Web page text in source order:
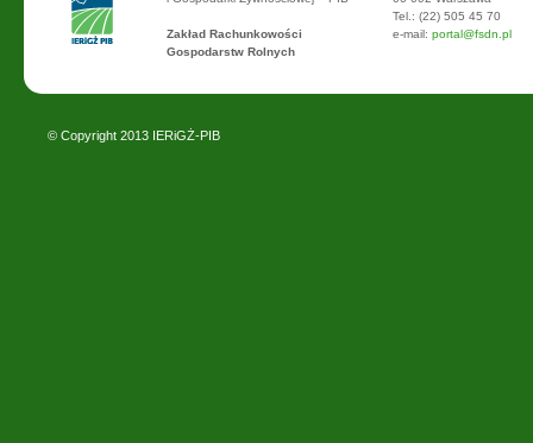
Zakład Rachunkowości
Gospodarstw Rolnych
Tel.: (22) 505 45 70
e-mail: portal@fsdn.pl
© Copyright 2013 IERiGŻ-PIB